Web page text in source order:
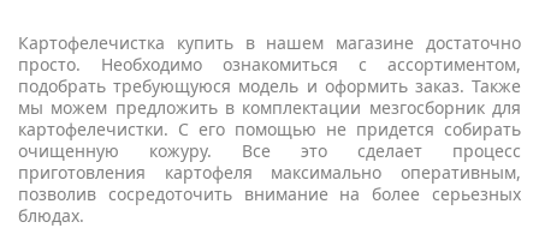
Картофелечистка купить в нашем магазине достаточно
просто. Необходимо ознакомиться с ассортиментом,
подобрать требующуюся модель и оформить заказ. Также
мы можем предложить в комплектации мезгосборник для
картофелечистки. С его помощью не придется собирать
очищенную кожуру. Все это сделает процесс
приготовления картофеля максимально оперативным,
позволив сосредоточить внимание на более серьезных
блюдах.